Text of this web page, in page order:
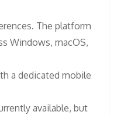
The platform
Windows, macOS,
a dedicated mobile
available, but